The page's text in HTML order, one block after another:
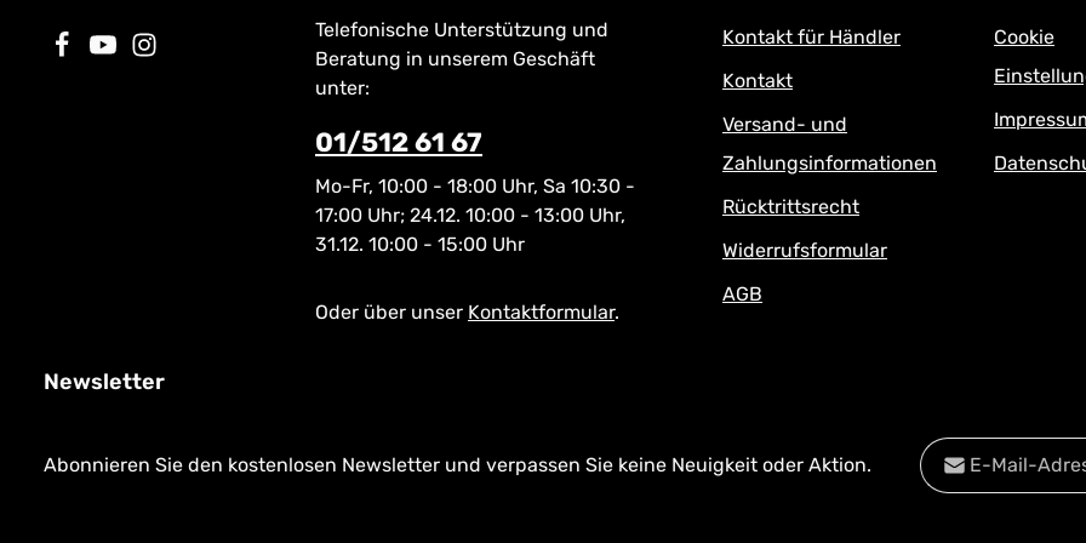
von Wasser zu vermeiden!
Telefonische Unterstützung und
Beratung in unserem Geschäft
unter:
01/512 61 67
Mo-Fr, 10:00 - 18:00 Uhr, Sa 10:30 -
17:00 Uhr; 24.12. 10:00 - 13:00 Uhr,
31.12. 10:00 - 15:00 Uhr
Oder über unser Kontaktformular.
Kontakt für Händler
Kontakt
Versand- und
Zahlungsinformationen
Rücktrittsrecht
Widerrufsformular
AGB
Cookie
Newsletter
Abonnieren Sie den kostenlosen Newsletter und verpassen Sie keine Neuigkeit oder Aktion.
E-Mail-Adresse*